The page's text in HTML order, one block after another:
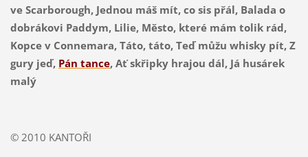
ve Scarborough, Jednou máš mít, co sis přál, Balada o
dobrákovi Paddym, Lilie, Město, které mám tolik rád,
Kopce v Connemara, Táto, táto, Teď můžu whisky pít, Z
gury jeď, Pán tance, Ať skřipky hrajou dál, Já husárek
malý
© 2010 KANTOŘI